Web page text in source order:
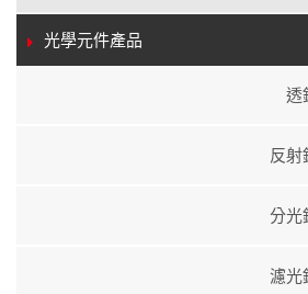
光學元件產品
透
反射
分光
濾光